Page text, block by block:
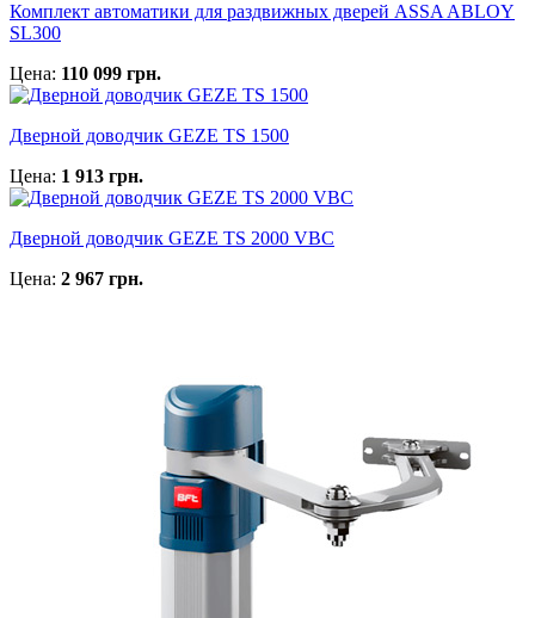
Комплект автоматики для раздвижных дверей ASSA ABLOY
SL300
Цена: 110 099 грн.
Дверной доводчик GEZE TS 1500
Цена: 1 913 грн.
Дверной доводчик GEZE TS 2000 VBC
Цена: 2 967 грн.